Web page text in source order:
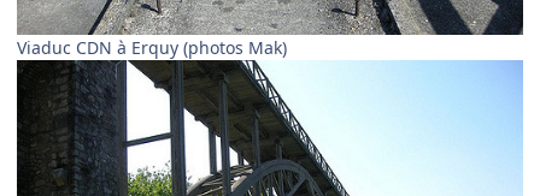
Viaduc CDN à Erquy (photos Mak)